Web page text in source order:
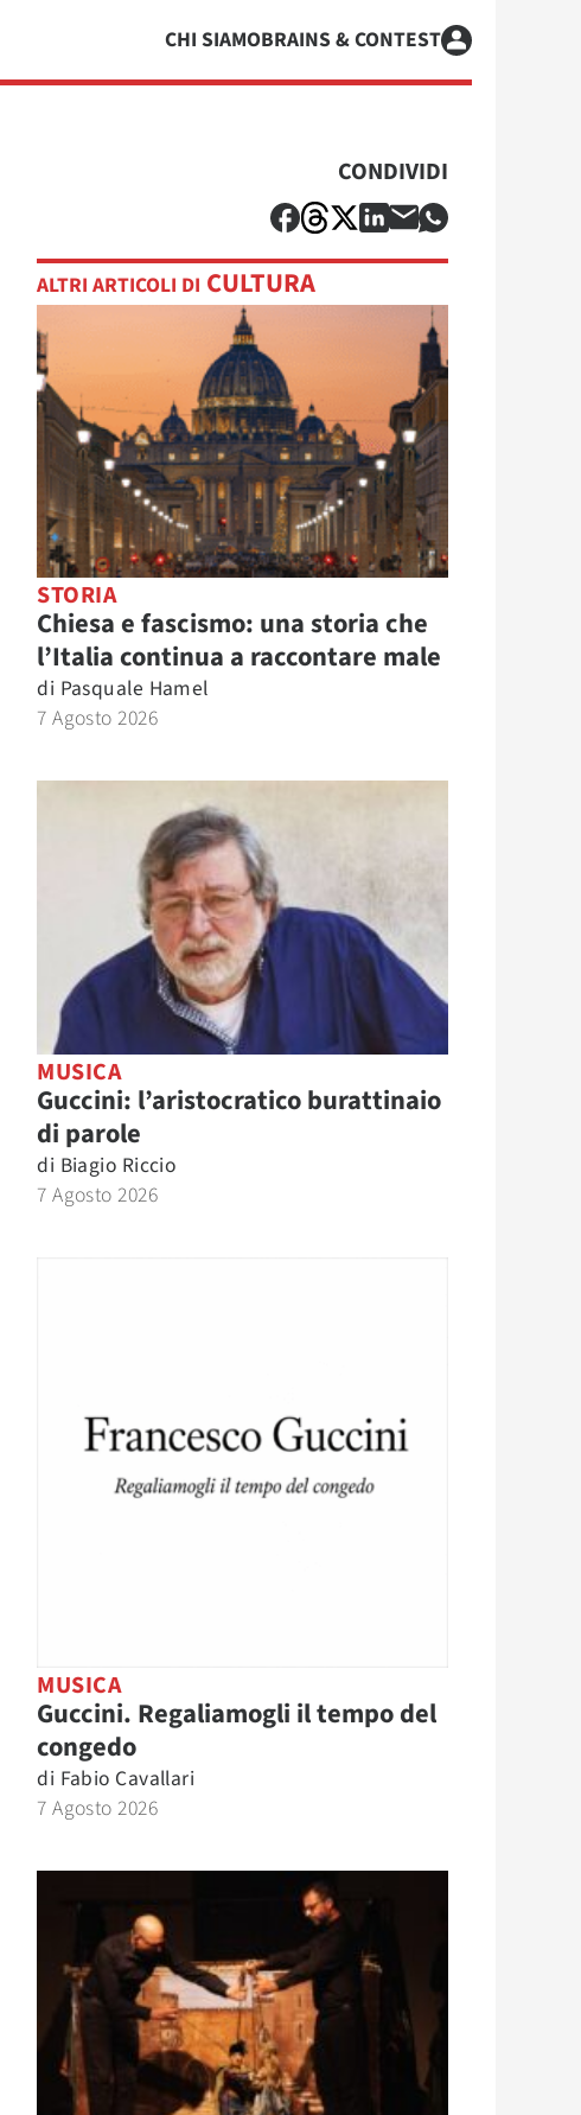
CHI SIAMOBRAINS & CONTEST
CONDIVIDI
ALTRI ARTICOLI DI CULTURA
STORIA
Chiesa e fascismo: una storia che
l’Italia continua a raccontare male
di Pasquale Hamel
7 Agosto 2026
MUSICA
Guccini: l’aristocratico burattinaio
di parole
di Biagio Riccio
7 Agosto 2026
MUSICA
Guccini. Regaliamogli il tempo del
congedo
di Fabio Cavallari
7 Agosto 2026